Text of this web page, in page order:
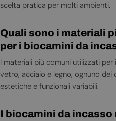
scelta pratica per molti ambienti.
Quali sono i materiali
per i biocamini da
I materiali più comuni utilizzati
vetro, acciaio e legno, ognuno
estetiche e funzionali variabili.
I biocamini da